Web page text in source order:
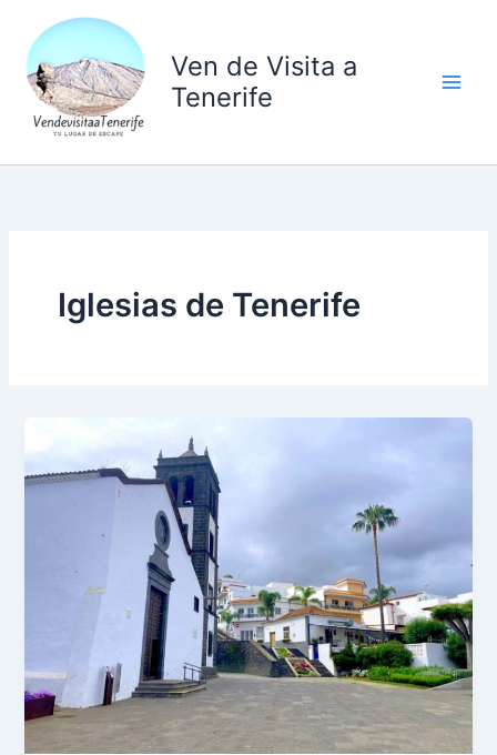
contenido
Ven de Visita a
Tenerife
Iglesias de Tenerife